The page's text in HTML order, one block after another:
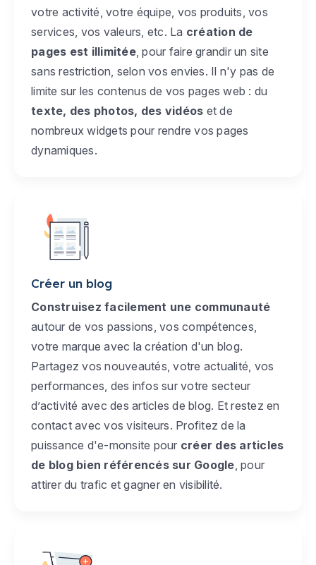
votre activité, votre équipe, vos produits, vos
services, vos valeurs, etc. La création de
pages est illimitée, pour faire grandir un site
sans restriction, selon vos envies. Il n'y pas de
limite sur les contenus de vos pages web : du
texte, des photos, des vidéos et de
nombreux widgets pour rendre vos pages
dynamiques.
Créer un blog
Construisez facilement une communauté
autour de vos passions, vos compétences,
votre marque avec la création d'un blog.
Partagez vos nouveautés, votre actualité, vos
performances, des infos sur votre secteur
d’activité avec des articles de blog. Et restez en
contact avec vos visiteurs. Profitez de la
puissance d'e-monsite pour créer des articles
de blog bien référencés sur Google , pour
attirer du trafic et gagner en visibilité.